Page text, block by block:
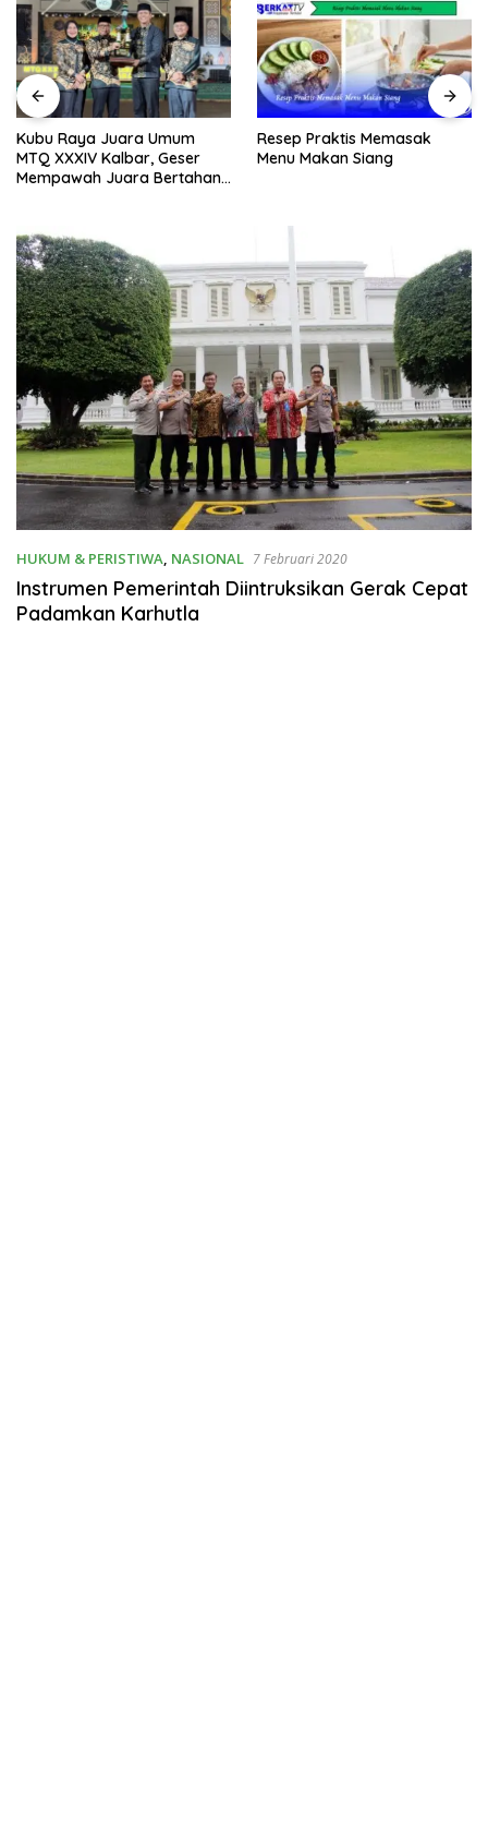
Kubu Raya Juara Umum
MTQ XXXIV Kalbar, Geser
Mempawah Juara Bertahan
Resep Praktis Memasak
Menu Makan Siang
HUKUM & PERISTIWA, NASIONAL 7 Februari 2020
Instrumen Pemerintah Diintruksikan Gerak Cepat
Padamkan Karhutla